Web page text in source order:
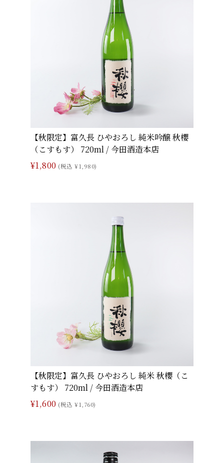
【秋限定】富久長 ひやおろし 純米吟醸 秋櫻
（こすもす） 720ml / 今田酒造本店
¥1,800 (税込 ¥1,980)
【秋限定】富久長 ひやおろし 純米 秋櫻（こ
すもす） 720ml / 今田酒造本店
¥1,600 (税込 ¥1,760)